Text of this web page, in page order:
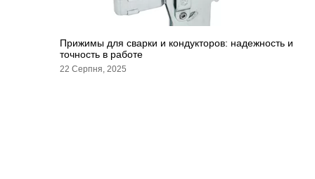
Прижимы для сварки и кондукторов: надежность и
точность в работе
22 Серпня, 2025